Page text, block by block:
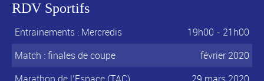
RDV Sportifs
Entrainements : Mercredis
19h00 - 21h00
Match : finales de coupe
février 2020